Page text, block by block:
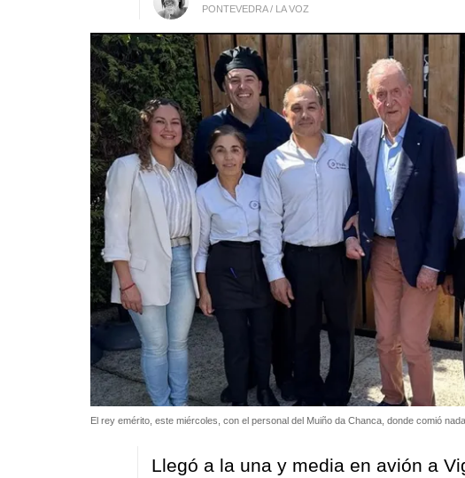
PONTEVEDRA / LA VOZ
El rey emérito, este miércoles, con el personal del Muiño da Chanca, donde comió
Llegó a la una y media en avión a